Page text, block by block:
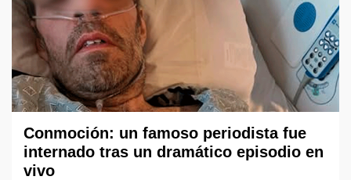
Conmoción: un famoso periodista fue
internado tras un dramático episodio en
vivo